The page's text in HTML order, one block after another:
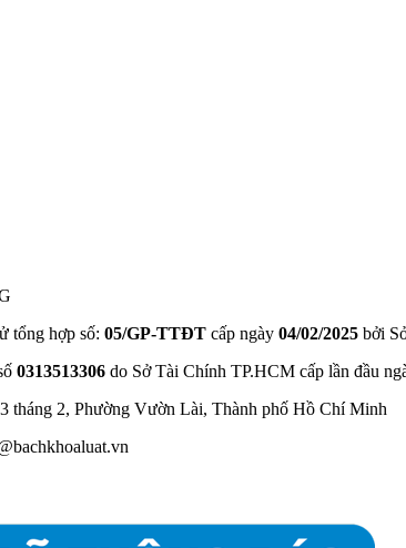
tổng hợp số: 05/GP-TTĐT cấp ngày 04/02/2025 bởi
0313513306 do Sở Tài Chính TP.HCM cấp lần đầu
tháng 2, Phường Vườn Lài, Thành phố Hồ Chí Minh